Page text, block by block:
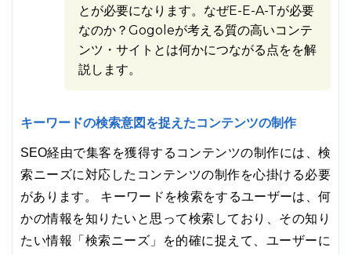
とが必要になります。なぜE-E-A-Tが必要
なのか？Gogoleが考える質の高いコンテ
ンツ・サイトとは何かにつながる点をを解
説します。
キーワードの検索意図を捉えたコンテンツの制作
SEO経由で集客を獲得するコンテンツの制作には、検
索ニーズに対応したコンテンツの制作を心掛ける必要
があります。 キーワードを検索をするユーザーは、何
かの情報を知りたいと思って検索しており、その知り
たい情報「検索ニーズ」を的確に捉えて、ユーザーに